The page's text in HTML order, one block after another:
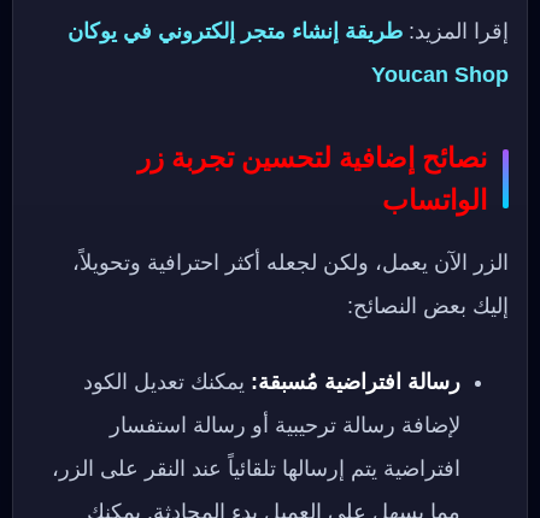
إقرا المزيد: طريقة إنشاء متجر إلكتروني في يوكان
Youcan Shop
نصائح إضافية لتحسين تجربة زر
الواتساب
الزر الآن يعمل، ولكن لجعله أكثر احترافية وتحويلاً،
إليك بعض النصائح:
رسالة افتراضية مُسبقة: يمكنك تعديل الكود
لإضافة رسالة ترحيبية أو رسالة استفسار
افتراضية يتم إرسالها تلقائياً عند النقر على الزر،
مما يسهل على العميل بدء المحادثة. يمكنك